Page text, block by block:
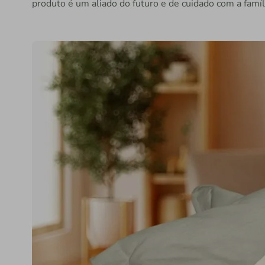
produto é um aliado do futuro e de cuidado com a